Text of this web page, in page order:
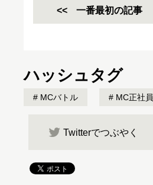
一番最初の記事
ハッシュタグ
MCバトル MC正社員
Twitterでつぶやく